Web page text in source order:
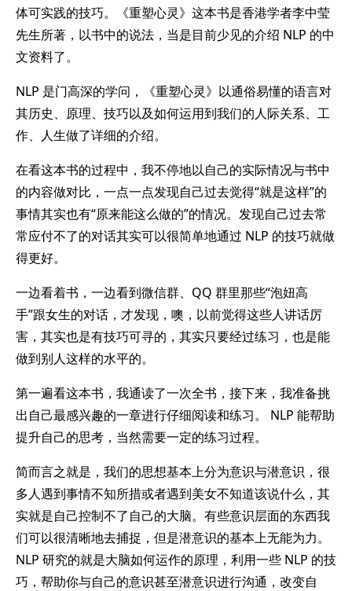
体可实践的技巧。《重塑心灵》这本书是香港学者李中莹
先生所著，以书中的说法，当是目前少见的介绍 NLP 的中
文资料了。
NLP 是门高深的学问，《重塑心灵》以通俗易懂的语言对
其历史、原理、技巧以及如何运用到我们的人际关系、工
作、人生做了详细的介绍。
在看这本书的过程中，我不停地以自己的实际情况与书中
的内容做对比，一点一点发现自己过去觉得“就是这样”的
事情其实也有“原来能这么做的”的情况。发现自己过去常
常应付不了的对话其实可以很简单地通过 NLP 的技巧就做
得更好。
一边看着书，一边看到微信群、QQ 群里那些“泡妞高
手”跟女生的对话，才发现，噢，以前觉得这些人讲话厉
害，其实也是有技巧可寻的，其实只要经过练习，也是能
做到别人这样的水平的。
第一遍看这本书，我通读了一次全书，接下来，我准备挑
出自己最感兴趣的一章进行仔细阅读和练习。 NLP 能帮助
提升自己的思考，当然需要一定的练习过程。
简而言之就是，我们的思想基本上分为意识与潜意识，很
多人遇到事情不知所措或者遇到美女不知道该说什么，其
实就是自己控制不了自己的大脑。有些意识层面的东西我
们可以很清晰地去捕捉，但是潜意识的基本上无能为力。
NLP 研究的就是大脑如何运作的原理，利用一些 NLP 的技
巧，帮助你与自己的意识甚至潜意识进行沟通，改变自